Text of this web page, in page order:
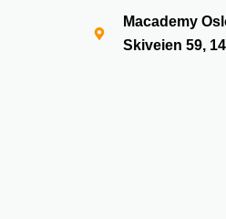
Macademy
Skiveien 59,